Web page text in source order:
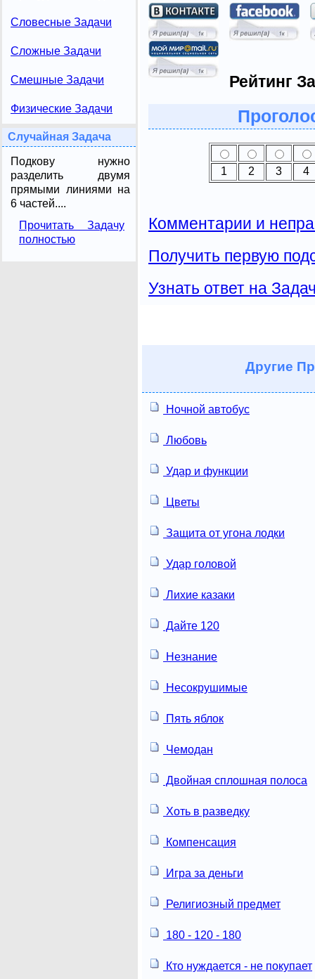
Словесные Задачи
Сложные Задачи
Смешные Задачи
Физические Задачи
Случайная Задача
Подкову нужно
разделить двумя
прямыми линиями на
6 частей....
Прочитать Задачу
полностью
Рейтинг
1 2 3 4
Комментарии и
Получить первую
Узнать ответ на
Другие
Ночной автобус
Любовь
Удар и функции
Цветы
Защита от угона лодки
Удар головой
Лихие казаки
Дайте 120
Незнание
Несокрушимые
Пять яблок
Чемодан
Двойная сплошная полоса
Хоть в разведку
Компенсация
Игра за деньги
Религиозный предмет
180 - 120 - 180
Кто нуждается - не покупает